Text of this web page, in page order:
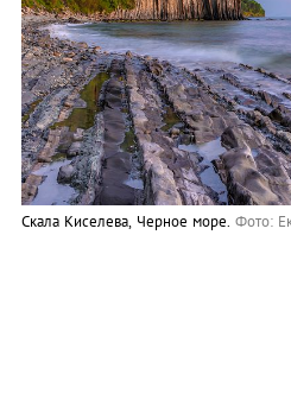
Скала Киселева, Черное море. Фото: